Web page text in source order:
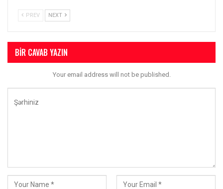
PREV NEXT
BIR CAVAB YAZIN
Your email address will not be published.